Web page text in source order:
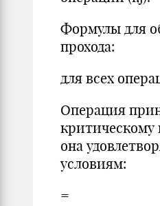
Формулы для
прохода:
для всех
Операция
критическому
она
условиям:
=